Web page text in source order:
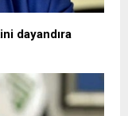
dayandıra